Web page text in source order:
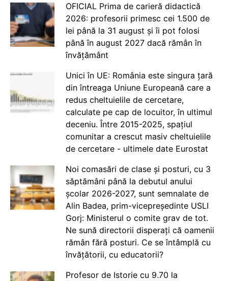
OFICIAL Prima de carieră didactică
2026: profesorii primesc cei 1.500 de
lei până la 31 august și îi pot folosi
până în august 2027 dacă rămân în
învățământ
Unici în UE: România este singura țară
din întreaga Uniune Europeană care a
redus cheltuielile de cercetare,
calculate pe cap de locuitor, în ultimul
deceniu. Între 2015-2025, spațiul
comunitar a crescut masiv cheltuielile
de cercetare - ultimele date Eurostat
Noi comasări de clase și posturi, cu 3
săptămâni până la debutul anului
școlar 2026-2027, sunt semnalate de
Alin Badea, prim-vicepreședinte USLI
Gorj: Ministerul o comite grav de tot.
Ne sună directorii disperați că oamenii
rămân fără posturi. Ce se întâmplă cu
învățătorii, cu educatorii?
Profesor de Istorie cu 9.70 la